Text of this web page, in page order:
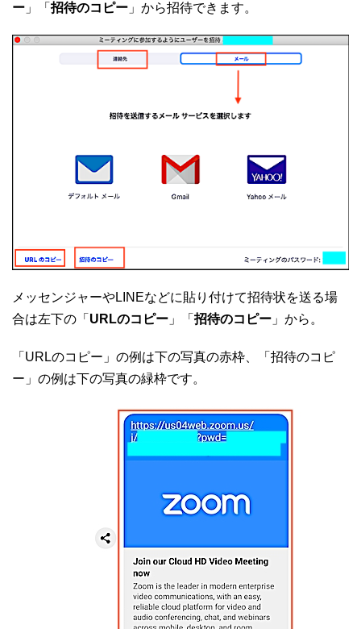
ー 」「 招待のコピー 」から招待できます。
メッセンジャーやLINEなどに貼り付けて招待状を送る場
合は左下の「 URLのコピー 」「 招待のコピー 」から。
「URLのコピー」の例は下の写真の赤枠、「招待のコピ
ー」の例は下の写真の緑枠です。